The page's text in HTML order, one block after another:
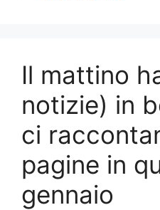
Il mattino
notizie) in
ci
pagine in
gennaio